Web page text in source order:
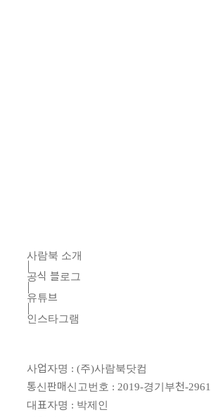
사람북 소개
공식 블로그
유튜브
인스타그램
사업자명 : (주)사람북닷컴
통신판매신고번호 : 2019-경기부천-2961
대표자명 : 박제인